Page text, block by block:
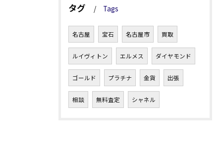
タグ Tags
名古屋 宝石 名古屋市 買取
ルイヴィトン エルメス ダイヤモンド
ゴールド プラチナ 金貨 出張
相談 無料査定 シャネル